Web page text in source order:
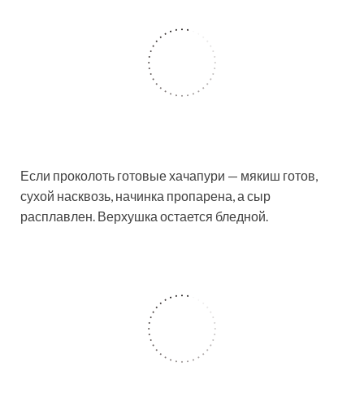
Если проколоть готовые хачапури — мякиш готов,
сухой насквозь, начинка пропарена, а сыр
расплавлен. Верхушка остается бледной.